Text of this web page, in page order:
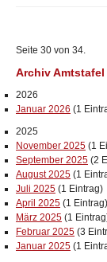
Seite 30 von 34.
Archiv
2026
Januar 2026 (1
2025
November 2025 (1
September 2025 (2
August 2025 (1
Juli 2025 (1 Eintrag)
April 2025 (1 Eintrag)
März 2025 (1
Februar 2025 (3
Januar 2025 (1